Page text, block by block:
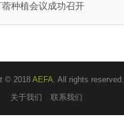
种植会议成功召开
© 2018 AEFA. All rights reserved.
关于我们
联系我们